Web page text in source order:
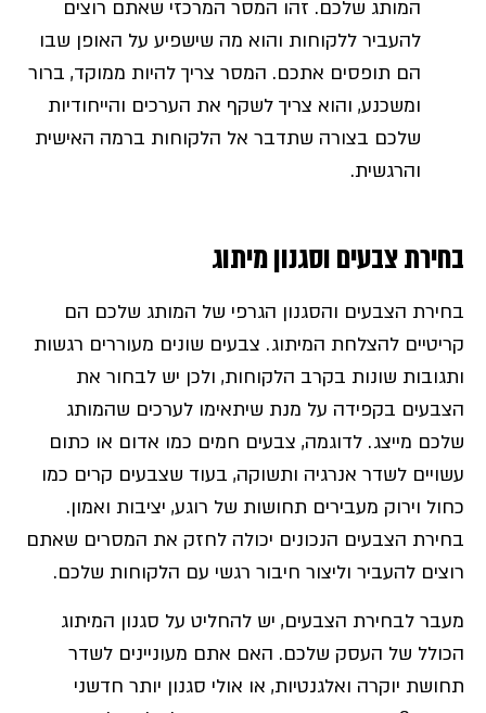
המותג שלכם. זהו המסר המרכזי שאתם רוצים
להעביר ללקוחות והוא מה שישפיע על האופן שבו
הם תופסים אתכם. המסר צריך להיות ממוקד, ברור
ומשכנע, והוא צריך לשקף את הערכים והייחודיות
שלכם בצורה שתדבר אל הלקוחות ברמה האישית
והרגשית.
בחירת צבעים וסגנון מיתוג
בחירת הצבעים והסגנון הגרפי של המותג שלכם הם
קריטיים להצלחת המיתוג. צבעים שונים מעוררים רגשות
ותגובות שונות בקרב הלקוחות, ולכן יש לבחור את
הצבעים בקפידה על מנת שיתאימו לערכים שהמותג
שלכם מייצג. לדוגמה, צבעים חמים כמו אדום או כתום
עשויים לשדר אנרגיה ותשוקה, בעוד שצבעים קרים כמו
כחול וירוק מעבירים תחושות של רוגע, יציבות ואמון.
בחירת הצבעים הנכונים יכולה לחזק את המסרים שאתם
רוצים להעביר וליצור חיבור רגשי עם הלקוחות שלכם.
מעבר לבחירת הצבעים, יש להחליט על סגנון המיתוג
הכולל של העסק שלכם. האם אתם מעוניינים לשדר
תחושת יוקרה ואלגנטיות, או אולי סגנון יותר חדשני